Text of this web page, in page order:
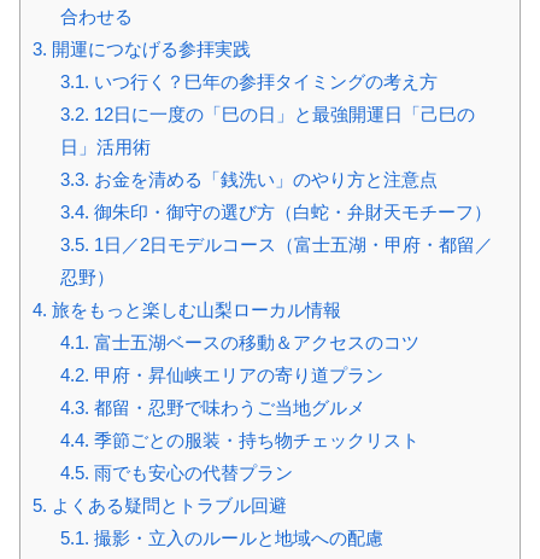
合わせる
3. 開運につなげる参拝実践
3.1. いつ行く？巳年の参拝タイミングの考え方
3.2. 12日に一度の「巳の日」と最強開運日「己巳の
日」活用術
3.3. お金を清める「銭洗い」のやり方と注意点
3.4. 御朱印・御守の選び方（白蛇・弁財天モチーフ）
3.5. 1日／2日モデルコース（富士五湖・甲府・都留／
忍野）
4. 旅をもっと楽しむ山梨ローカル情報
4.1. 富士五湖ベースの移動＆アクセスのコツ
4.2. 甲府・昇仙峡エリアの寄り道プラン
4.3. 都留・忍野で味わうご当地グルメ
4.4. 季節ごとの服装・持ち物チェックリスト
4.5. 雨でも安心の代替プラン
5. よくある疑問とトラブル回避
5.1. 撮影・立入のルールと地域への配慮